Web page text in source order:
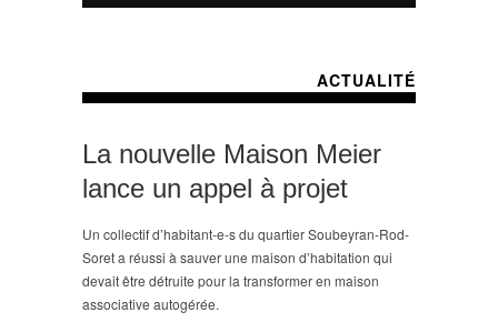
ACTUALITÉ
La nouvelle Maison Meier
lance un appel à projet
Un collectif d’habitant-e-s du quartier Soubeyran-Rod-
Soret a réussi à sauver une maison d’habitation qui
devait être détruite pour la transformer en maison
associative autogérée.